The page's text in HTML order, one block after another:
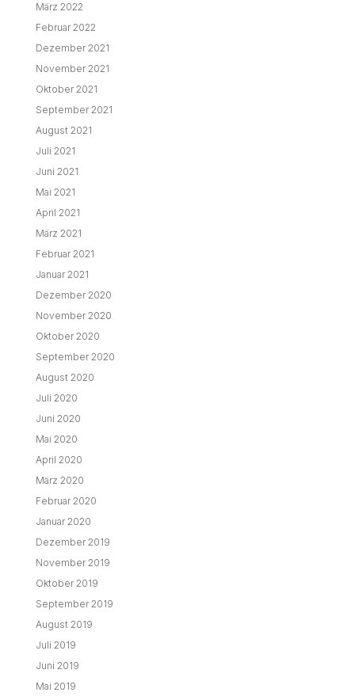
März 2022
Februar 2022
Dezember 2021
November 2021
Oktober 2021
September 2021
August 2021
Juli 2021
Juni 2021
Mai 2021
April 2021
März 2021
Februar 2021
Januar 2021
Dezember 2020
November 2020
Oktober 2020
September 2020
August 2020
Juli 2020
Juni 2020
Mai 2020
April 2020
März 2020
Februar 2020
Januar 2020
Dezember 2019
November 2019
Oktober 2019
September 2019
August 2019
Juli 2019
Juni 2019
Mai 2019